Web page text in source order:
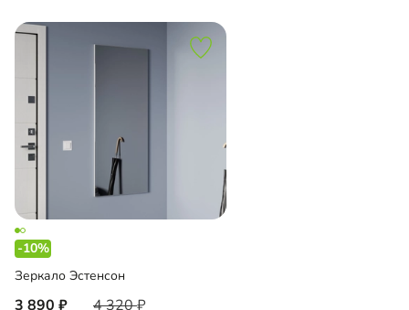
-10%
Зеркало Эстенсон
3 890 4 320